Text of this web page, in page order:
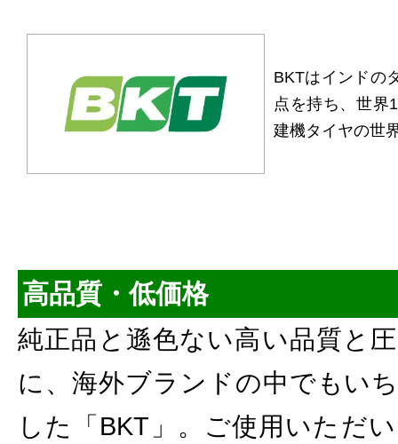
BKTはインドの
点を持ち、世界
建機タイヤの世
高品質・低価格
純正品と遜色ない高い品質と
に、海外ブランドの中でもい
した「BKT」。ご使用いただ